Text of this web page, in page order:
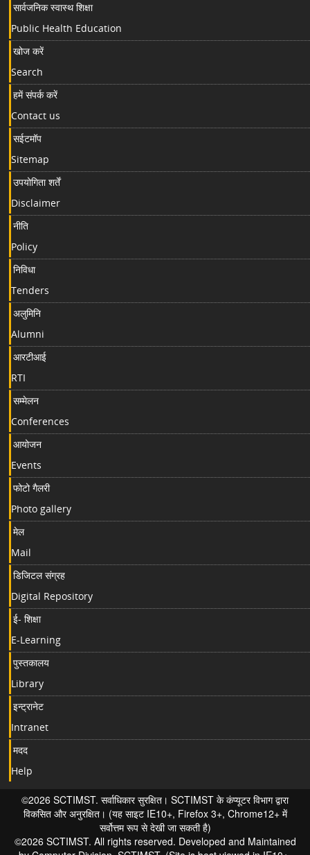
सार्वजनिक स्वास्थ शिक्षा
Public Health Education
खोज करें
Search
हमें संपर्क करें
Contact us
सईटमॉप
Sitemap
उपयोगिता शर्तें
Disclaimer
नीति
Policy
निविधा
Tenders
अलुमिनि
Alumni
आरटीआई
RTI
सम्मेलन
Conferences
आयोजन
Events
फोटो गैलरी
Photo gallery
मेल
Mail
डिजिटल संग्रह
Digital Repository
ई- शिक्षा
E-Learning
पुस्तकालय
Library
इन्ट्रानेट
Intranet
मदद
Help
©2026 SCTIMST. सर्वाधिकार सुरक्षित। SCTIMST के कंप्यूटर विभाग द्वारा
विकसित और अनुरक्षित। (यह साइट IE10+, Firefox 3+, Chrome12+ में
सर्वोत्तम रूप से देखी जा सकती है)
©2026 SCTIMST. All rights reserved. Developed and Maintained